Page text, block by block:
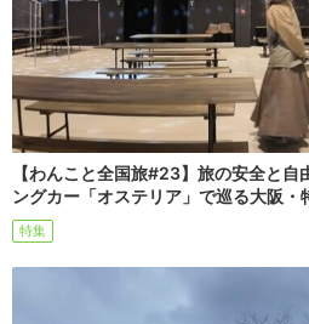
【わんこと全国旅#23】旅の安全と
ングカー「オステリア」で巡る大阪・
特集